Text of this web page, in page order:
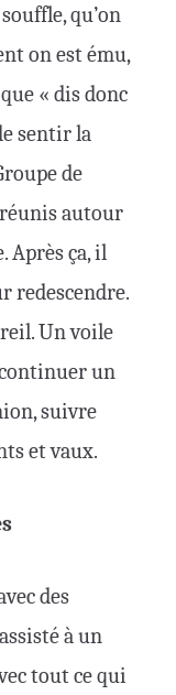
qu’on
on est ému,
« dis donc
sentir la
de
autour
Après ça, il
redescendre.
Un voile
un
suivre
et vaux.
des
à un
tout ce qui